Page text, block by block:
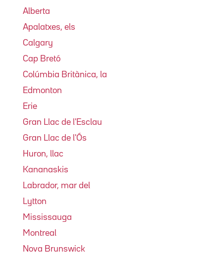
Alberta
Apalatxes, els
Calgary
Cap Bretó
Colúmbia Britànica, la
Edmonton
Erie
Gran Llac de l'Esclau
Gran Llac de l'Ós
Huron, llac
Kananaskis
Labrador, mar del
Lytton
Mississauga
Montreal
Nova Brunswick